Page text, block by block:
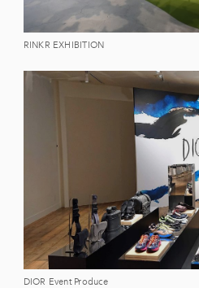
RINKR EXHIBITION
DIOR Event Produce